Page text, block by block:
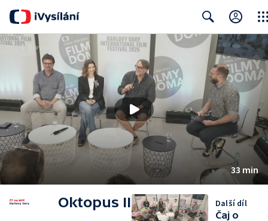
Search
33 min
Oktopus II
Další díl
Čaj o